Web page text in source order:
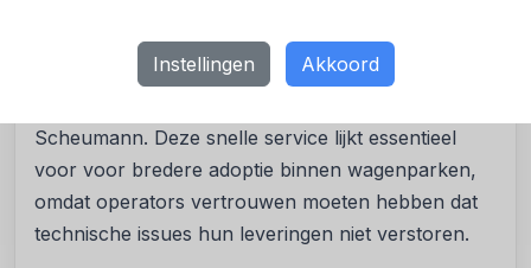
Instellingen Akkoord
SolarEdge de volgende ochtend een monteur.
Eerlijk gezegd heb ik nog nooit zo'n goede
Scheumann. Deze snelle service lijkt essentieel
voor voor bredere adoptie binnen wagenparken,
omdat operators vertrouwen moeten hebben dat
technische issues hun leveringen niet verstoren.